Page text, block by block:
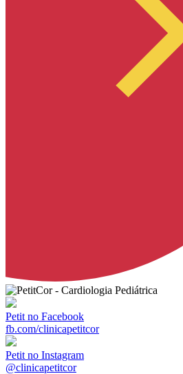
Petit no Facebook
fb.com/clinicapetitcor
Petit no Instagram
@clinicapetitcor